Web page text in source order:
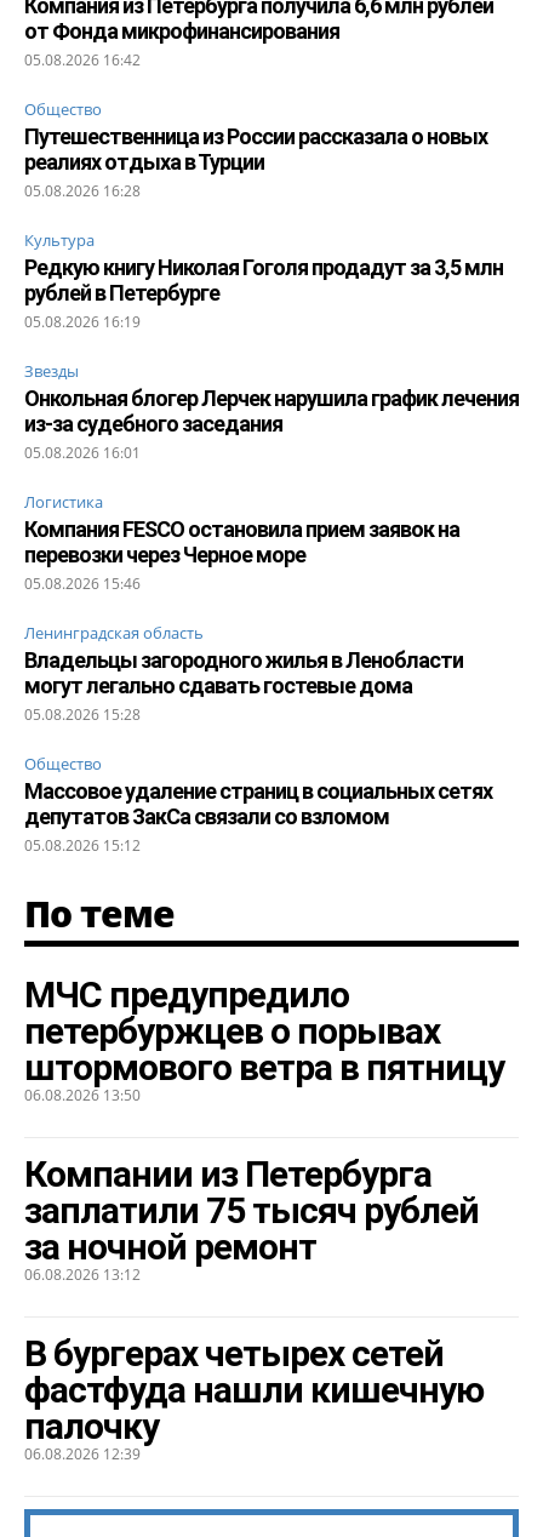
от Фонда микрофинансирования
05.08.2026 16:42
Общество
Путешественница из России рассказала о новых
реалиях отдыха в Турции
05.08.2026 16:28
Культура
Редкую книгу Николая Гоголя продадут за 3,5 млн
рублей в Петербурге
05.08.2026 16:19
Звезды
Онкольная блогер Лерчек нарушила график лечения
из-за судебного заседания
05.08.2026 16:01
Логистика
Компания FESCO остановила прием заявок на
перевозки через Черное море
05.08.2026 15:46
Ленинградская область
Владельцы загородного жилья в Ленобласти
могут легально сдавать гостевые дома
05.08.2026 15:28
Общество
Массовое удаление страниц в социальных сетях
депутатов ЗакСа связали со взломом
05.08.2026 15:12
По теме
МЧС предупредило
петербуржцев о порывах
штормового ветра в пятницу
06.08.2026 13:50
Компании из Петербурга
заплатили 75 тысяч рублей
за ночной ремонт
06.08.2026 13:12
В бургерах четырех сетей
фастфуда нашли кишечную
палочку
06.08.2026 12:39